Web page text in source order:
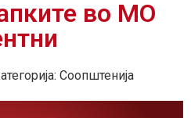
во МО
Соопштенија